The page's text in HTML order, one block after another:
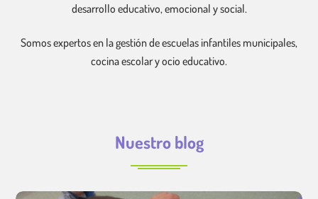
desarrollo educativo, emocional y social.
Somos expertos en la gestión de escuelas infantiles municipales,
cocina escolar y ocio educativo.
Nuestro blog